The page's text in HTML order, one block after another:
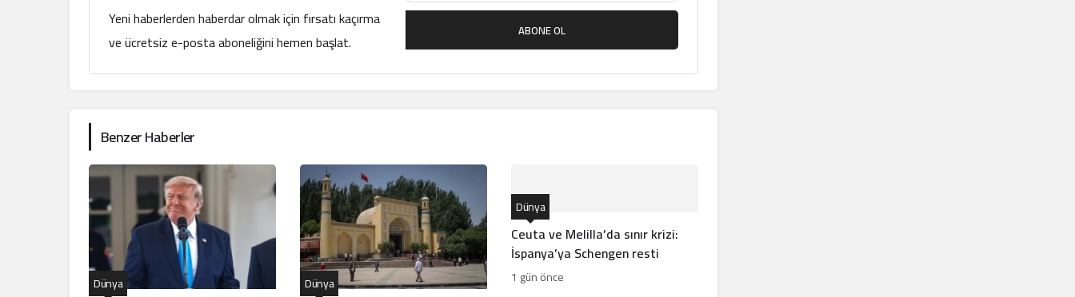
Yeni haberlerden haberdar olmak için fırsatı kaçırma
ve ücretsiz e-posta aboneliğini hemen başlat.
ABONE OL
Benzer Haberler
Dünya Dünya
Ceuta ve Melilla’da sınır krizi:
İspanya’ya Schengen resti
Dünya
1 gün önce